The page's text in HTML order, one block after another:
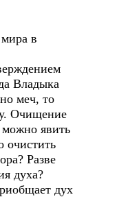
в
Владыка
меч, то
Очищение
можно явить
очистить
Разве
духа?
дух